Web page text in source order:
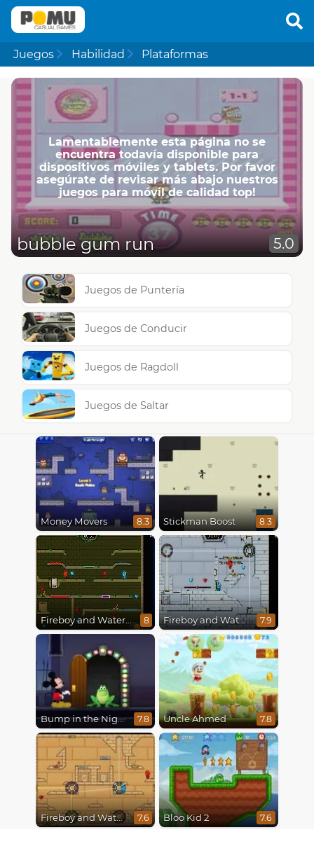
Juegos Habilidad Plataformas
Lamentablemente esta página no se
encuentra todavía disponible para
dispositivos móviles y tablets. Por favor
asegúrate de revisar más abajo nuestros
juegos para móvil de calidad top!
bubble gum run 5.0
Juegos de Puntería
Juegos de Conducir
Juegos de Ragdoll
Juegos de Saltar
Money Movers 8.3 Stickman Boost 8.3
Fireboy and Watergirl 5 : Elements 8 Fireboy and Watergirl in The Ice Temple 7.9
Bump in the Night 7.8 Uncle Ahmed 7.8
Fireboy and Watergirl in The Light Temple 2 7.6 Bloo Kid 2 7.6